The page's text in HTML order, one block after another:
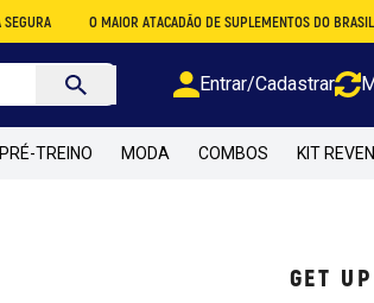
O MAIOR ATACADÃO DE SUPLEMENTOS DO BRASIL
Entrar/Cadastrar
PRÉ-TREINO MODA COMBOS KIT
GET